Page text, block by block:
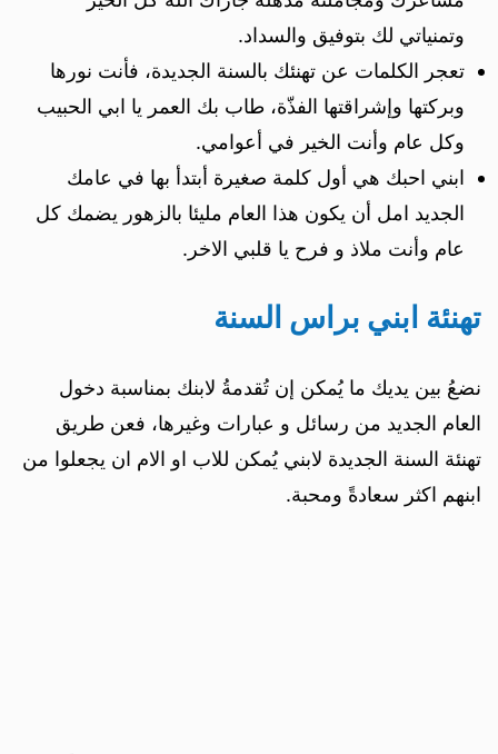
وتمنياتي لك بتوفيق والسداد.
تعجر الكلمات عن تهنئك بالسنة الجديدة، فأنت نورها
وبركتها وإشراقتها الفذّة، طاب بك العمر يا ابي الحبيب
وكل عام وأنت الخير في أعوامي.
ابني احبك هي أول كلمة صغيرة أبتدأ بها في عامك
الجديد امل أن يكون هذا العام مليئا بالزهور يضمك كل
عام وأنت ملاذ و فرح يا قلبي الاخر.
تهنئة ابني براس السنة
نضعُ بين يديك ما يُمكن إن تُقدمةُ لابنك بمناسبة دخول
العام الجديد من رسائل و عبارات وغيرها، فعن طريق
تهنئة السنة الجديدة لابني يُمكن للاب او الام ان يجعلوا من
ابنهم اكثر سعادةً ومحبة.